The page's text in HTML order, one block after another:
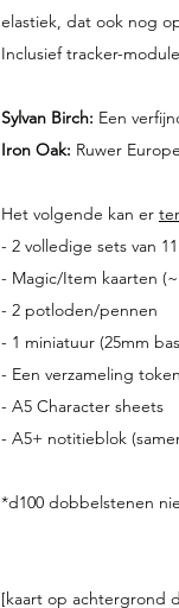
elastiek, dat ook nog
Inclusief tracker-
Sylvan Birch: Een
Iron Oak: Ruwer
Het volgende kan er
- 2 volledige sets van
- Magic/Item kaarten
- 2 potloden/pennen
- 1 miniatuur (25mm
- Een verzameling
- A5 Character sheets
- A5+ notitieblok
*d100 dobbelstenen
[kaart op achtergrond